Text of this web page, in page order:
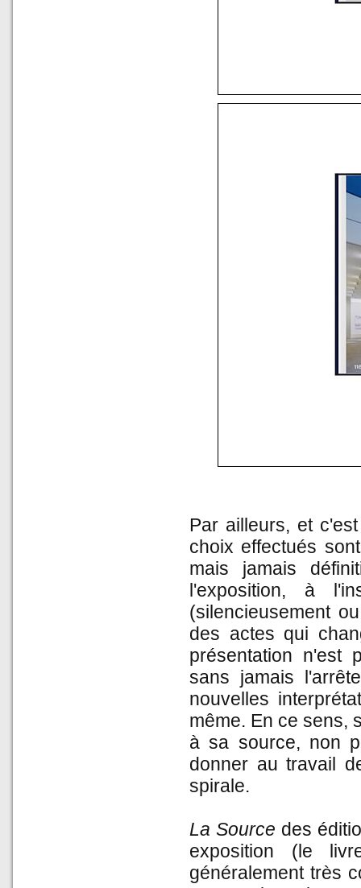
Par ailleurs, et
choix effectués
mais jamais
l'exposition, à
(silencieusement
des actes qui
présentation n'est
sans jamais
nouvelles
même. En ce sens,
à sa source, non
donner au travail
spirale.
La Source des
exposition (le
généralement très